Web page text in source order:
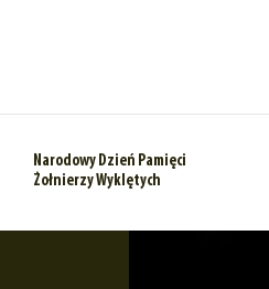
Narodowy Dzień Pamięci
Żołnierzy Wyklętych